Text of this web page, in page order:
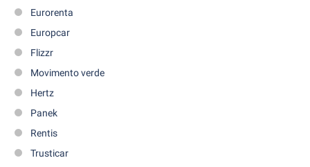
Eurorenta
Europcar
Flizzr
Movimento verde
Hertz
Panek
Rentis
Trusticar